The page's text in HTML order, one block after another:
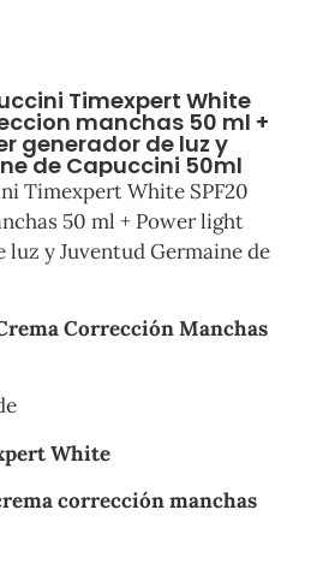
Timexpert White
manchas 50 ml +
generador de luz y
de Capuccini 50ml
Timexpert White SPF20
50 ml + Power light
luz y Juventud Germaine de
Corrección Manchas
White
corrección manchas